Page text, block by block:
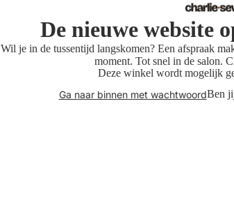
De nieuwe website
je in de tussentijd langskomen? Een afspraak
moment. Tot snel in de salon.
Deze winkel wordt mogelijk
Ga naar binnen met wachtwoordBen